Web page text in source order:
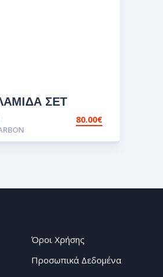
ΣΕΤ
ΑΡΙΣΤΕΡΗ
BEVERLY
80.00€
Όροι Χρήσης
Προσωπικά Δεδομένα